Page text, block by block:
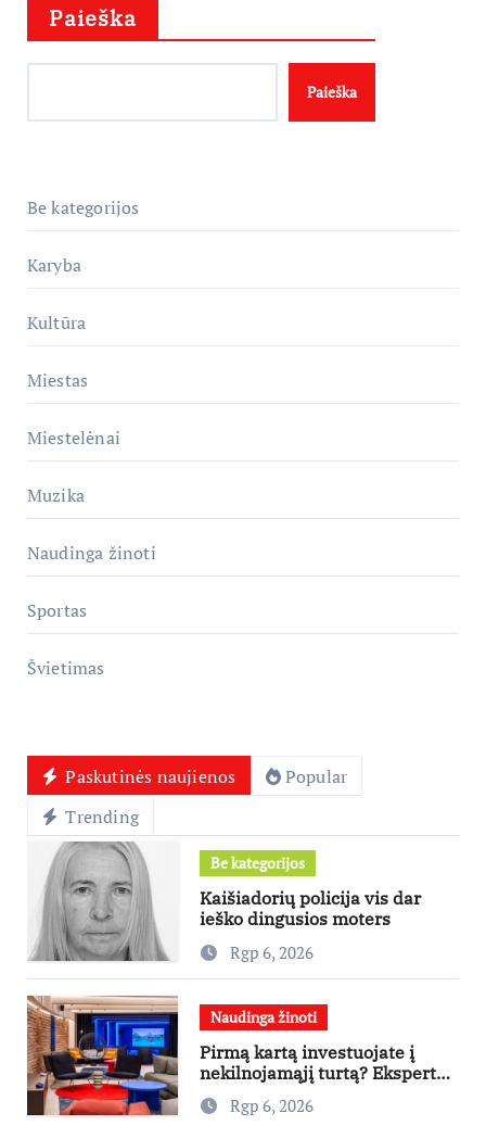
Paieška
Paieška
Be kategorijos
Karyba
Kultūra
Miestas
Miestelėnai
Muzika
Naudinga žinoti
Sportas
Švietimas
Paskutinės naujienos
Popular
Trending
Be kategorijos
Kaišiadorių policija vis dar
ieško dingusios moters
Rgp 6, 2026
Naudinga žinoti
Pirmą kartą investuojate į
nekilnojamąjį turtą? Ekspertas
pataria, kaip pasirinkti būstą,
kuris generuos grąžą
Rgp 6, 2026